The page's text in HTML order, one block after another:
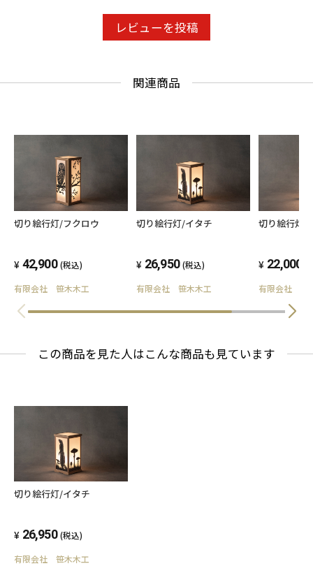
レビューを投稿
関連商品
切り絵行灯/フクロウ
42,900 (税込)
有限会社 笹木木工
切り絵行灯/イタチ
26,950 (税込)
有限会社 笹木木工
切り絵行灯/
22,000
有限会社 笹
この商品を見た人はこんな商品も見ています
切り絵行灯/イタチ
26,950 (税込)
有限会社 笹木木工